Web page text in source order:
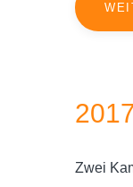
Zwei